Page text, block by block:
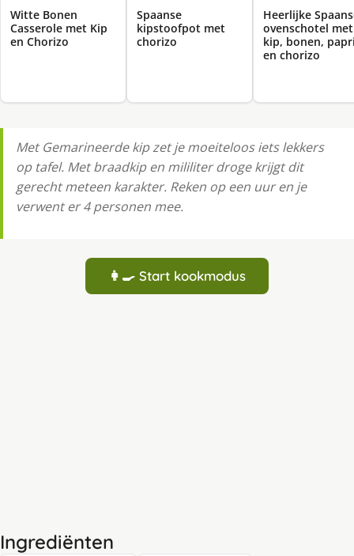
Witte Bonen
Casserole met Kip
en Chorizo
Spaanse
kipstoofpot met
chorizo
Heerlijke
ovenschotel met
kip, bonen,
en chorizo
Met Gemarineerde kip zet je moeiteloos iets lekkers
op tafel. Met braadkip en mililiter droge krijgt dit
gerecht meteen karakter. Reken op een uur en je
verwent er 4 personen mee.
👩‍🍳 Start kookmodus
Ingrediënten